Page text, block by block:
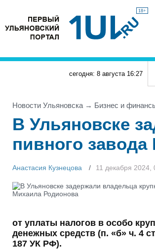
18+
силачи В Госдуме предложили выдавать корм и
людям, забравшим животных из приюта
сегодня: 8 августа 16:27
Новости Ульяновска → Бизнес и
В Ульяновске
пивного
Анастасия Кузнецова 11 декабря 2024,
от уплаты налогов в особо
денежных средств (п. «б» ч. 4
187 УК РФ).